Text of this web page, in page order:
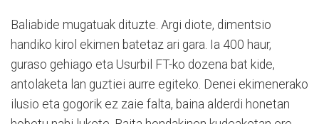
Baliabide mugatuak dituzte. Argi diote, dimentsio
handiko kirol ekimen batetaz ari gara. Ia 400 haur,
guraso gehiago eta Usurbil FT-ko dozena bat kide,
antolaketa lan guztiei aurre egiteko. Denei ekimenerako
ilusio eta gogorik ez zaie falta, baina alderdi honetan